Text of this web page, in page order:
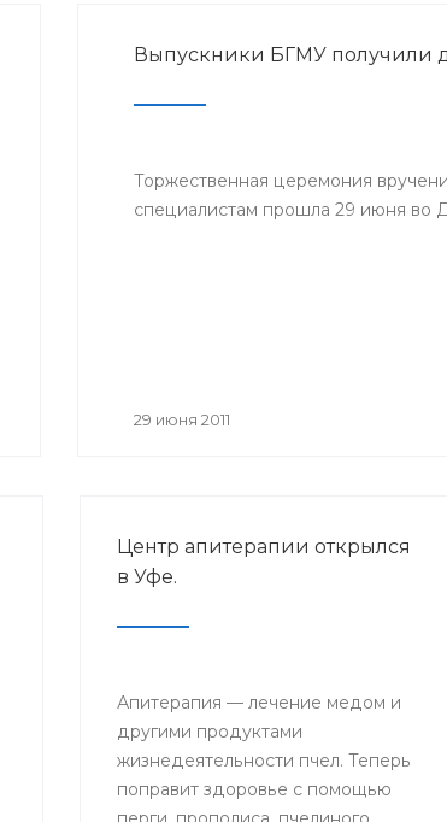
Мелеузовского, Зианчуринского,
Выпускники БГМУ получили
Торжественная церемония
специалистам прошла 29 июня во
29 июня 2011
Центр апитерапии открылся
в Уфе.
Апитерапия — лечение медом и
другими продуктами
жизнедеятельности пчел. Теперь
поправит здоровье с помощью